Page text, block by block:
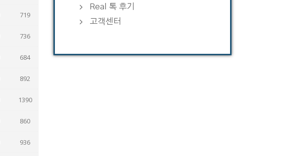
719
736
684
892
1390
860
936
Real 톡 후기
고객센터